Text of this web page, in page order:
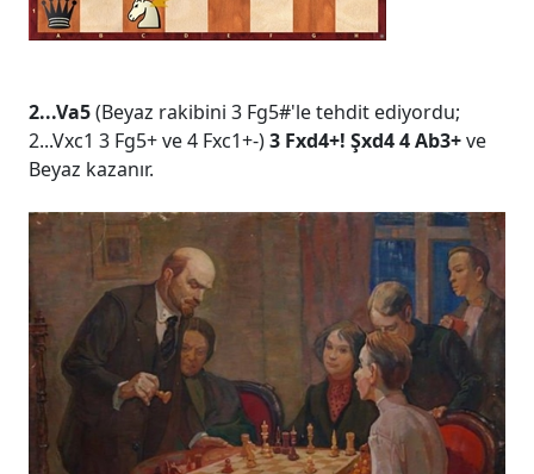
2...Va5(Beyaz rakibini 3 Fg5#'le tehdit ediyordu;
2...Vxc1 3 Fg5+ ve 4 Fxc1+-)3 Fxd4+! Şxd4 4 Ab3+ve
Beyaz kazanır.